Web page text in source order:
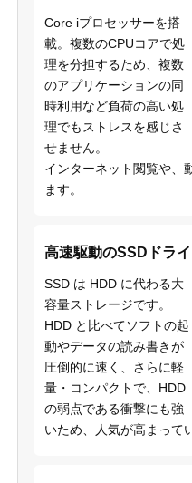
Core iプロセッサーを搭
載。複数のCPUコアで処
理を分担するため、複数
のアプリケーションの同
時利用など負荷の高い処
理でもストレスを感じさ
せません。
インターネット閲覧や、
ます。
高速駆動のSSDドラ
SSD は HDD に代わる大
容量ストレージです。
HDD と比べてソフトの起
動やデータの読み書きが
圧倒的に速く、さらに軽
量・コンパクトで、HDD
の弱点である衝撃にも強
いため、人気が高まって